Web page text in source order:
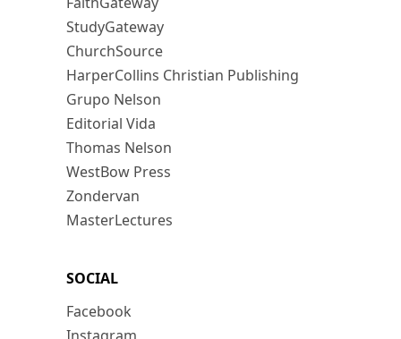
StudyGateway
ChurchSource
HarperCollins Christian Publishing
Grupo Nelson
Editorial Vida
Thomas Nelson
WestBow Press
Zondervan
MasterLectures
SOCIAL
Facebook